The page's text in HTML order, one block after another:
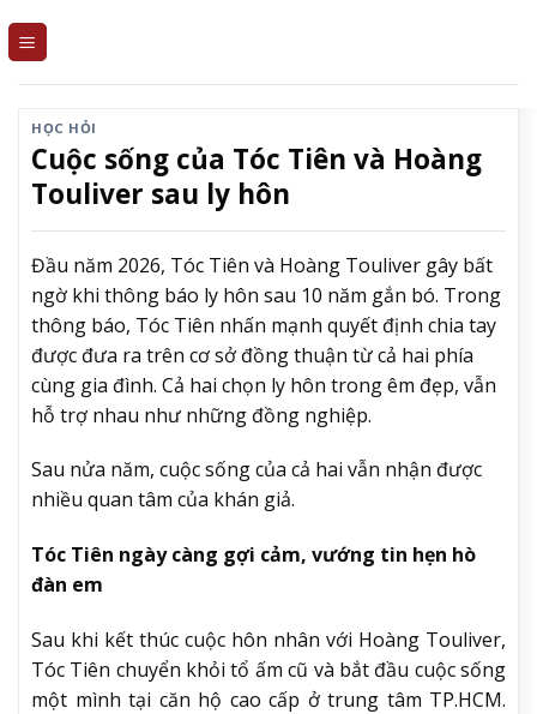
HỌC HỎI
Cuộc sống của Tóc Tiên và Hoàng
Touliver sau ly hôn
Đầu năm 2026, Tóc Tiên và Hoàng Touliver gây bất
ngờ khi thông báo ly hôn sau 10 năm gắn bó. Trong
thông báo, Tóc Tiên nhấn mạnh quyết định chia tay
được đưa ra trên cơ sở đồng thuận từ cả hai phía
cùng gia đình. Cả hai chọn ly hôn trong êm đẹp, vẫn
hỗ trợ nhau như những đồng nghiệp.
Sau nửa năm, cuộc sống của cả hai vẫn nhận được
nhiều quan tâm của khán giả.
Tóc Tiên ngày càng gợi cảm, vướng tin hẹn hò
đàn em
Sau khi kết thúc cuộc hôn nhân với Hoàng Touliver,
Tóc Tiên chuyển khỏi tổ ấm cũ và bắt đầu cuộc sống
một mình tại căn hộ cao cấp ở trung tâm TP.HCM.